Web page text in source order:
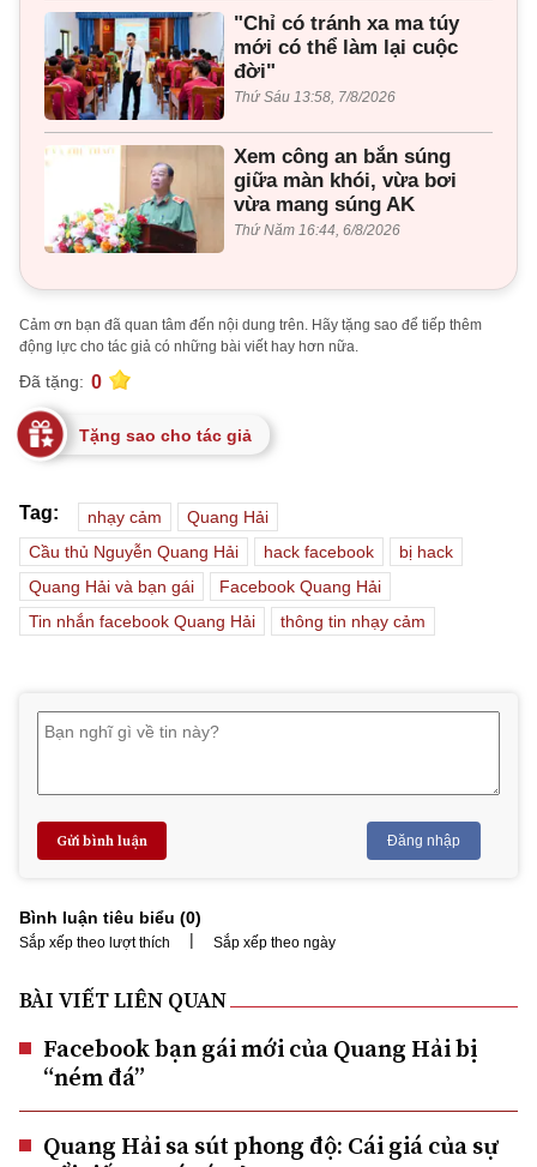
"Chỉ có tránh xa ma túy
mới có thể làm lại cuộc
đời"
Thứ Sáu 13:58, 7/8/2026
Xem công an bắn súng
giữa màn khói, vừa bơi
vừa mang súng AK
Thứ Năm 16:44, 6/8/2026
Cảm ơn bạn đã quan tâm đến nội dung trên. Hãy tặng sao để tiếp thêm
động lực cho tác giả có những bài viết hay hơn nữa.
Đã tặng: 0
Tặng sao cho tác giả
Tag: nhạy cảm
Quang Hải
Cầu thủ Nguyễn Quang Hải
hack facebook
bị hack
Quang Hải và bạn gái
Facebook Quang Hải
Tin nhắn facebook Quang Hải
thông tin nhạy cảm
Gửi bình luận Đăng nhập
Bình luận tiêu biểu (0)
Sắp xếp theo lượt thích | Sắp xếp theo ngày
BÀI VIẾT LIÊN QUAN
Facebook bạn gái mới của Quang Hải bị
“ném đá”
Quang Hải sa sút phong độ: Cái giá của sự